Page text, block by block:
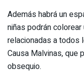
Además habrá un
niñas podrán
relacionadas a todos
Causa Malvinas, que
obsequio.